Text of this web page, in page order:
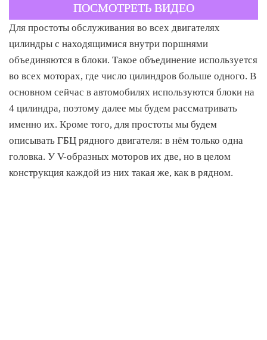
ПОСМОТРЕТЬ ВИДЕО
Для простоты обслуживания во всех двигателях
цилиндры с находящимися внутри поршнями
объединяются в блоки. Такое объединение используется
во всех моторах, где число цилиндров больше одного. В
основном сейчас в автомобилях используются блоки на
4 цилиндра, поэтому далее мы будем рассматривать
именно их. Кроме того, для простоты мы будем
описывать ГБЦ рядного двигателя: в нём только одна
головка. У V-образных моторов их две, но в целом
конструкция каждой из них такая же, как в рядном.